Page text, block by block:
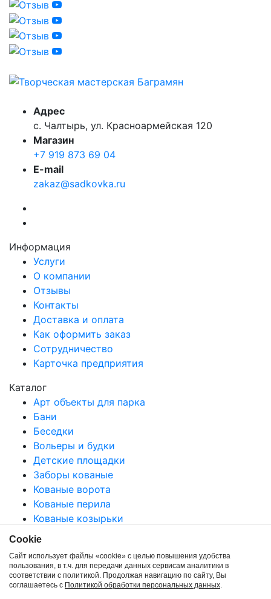
Адрес
с. Чалтырь, ул. Красноармейская 120
Магазин
+7 919 873 69 04
E-mail
zakaz@sadkovka.ru
Информация
Услуги
О компании
Отзывы
Контакты
Доставка и оплата
Как оформить заказ
Сотрудничество
Карточка предприятия
Каталог
Арт объекты для парка
Бани
Беседки
Вольеры и будки
Детские площадки
Заборы кованые
Кованые ворота
Кованые перила
Кованые козырьки
Мангалы
Все категории
Сookie
Сайт использует файлы «cookie» с целью повышения удобства
пользования, в т.ч. для передачи данных сервисам аналитики в
соответствии с политикой. Продолжая навигацию по сайту, Вы
соглашаетесь с Политикой обработки персональных данных.